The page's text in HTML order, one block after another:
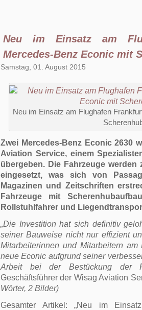
Neu im Einsatz am
Mercedes-Benz Econic mit
Samstag, 01. August 2015
Neu im Einsatz am Flughafen
Zwei Mercedes-Benz Econic 2630
Aviation Service, einem
übergeben. Die Fahrzeuge
eingesetzt, was sich von
Magazinen und Zeitschriften
Fahrzeuge mit
Rollstuhlfahrer und
„Die Investition hat sich definitiv
seiner Bauweise nicht nur effizient
Mitarbeiterinnen und Mitarbeitern
neue Econic aufgrund seiner
Arbeit bei der Bestückung der
Geschäftsführer der Wisag Aviation
Wörter, 2 Bilder)
Gesamter Artikel:
Neu im